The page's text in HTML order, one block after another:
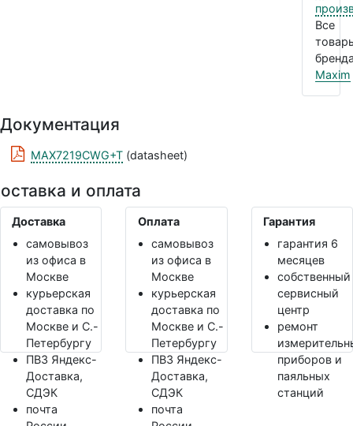
Все
Maxim
Документация
MAX7219CWG+T (datasheet)
и оплата
Доставка
самовывоз
из офиса в
Москве
курьерская
доставка по
Москве и С.-
Петербургу
ПВЗ Яндекс-
Доставка,
СДЭК
почта
Оплата
самовывоз
из офиса в
Москве
курьерская
доставка по
Москве и С.-
Петербургу
ПВЗ Яндекс-
Доставка,
СДЭК
почта
Гарантия
гарантия 6
месяцев
собственный
сервисный
центр
ремонт
приборов и
паяльных
станций